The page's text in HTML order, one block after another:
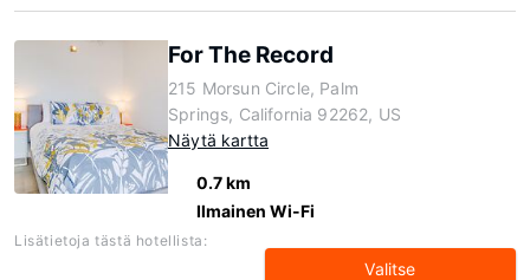
For The Record
215 Morsun Circle, Palm
Springs, California 92262, US
Näytä kartta
0.7 km
Ilmainen Wi-Fi
Lisätietoja tästä hotellista:
Valitse